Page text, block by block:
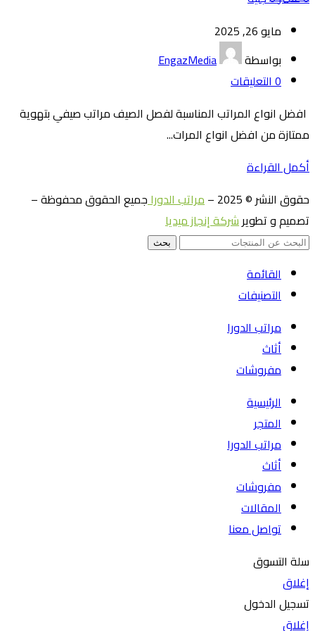
مايو 26, 2025
بواسطة
EngazMedia
0التعليقات
افضل انواع المراتب المناسبة لفصل الصيف مراتب صيفي بتهوية
ممتازة من افضل انواع المرات...
أكمل القراءة
حقوق النشر © 2025 –
مراتب الدوراجميع الحقوق محفوظة –
تصميم و تطويرشركة إنجاز ميديا
بحث
القائمة
التصنيفات
مراتب الدورا
أثاث
مفروشات
الرئيسية
المتجر
مراتب الدورا
أثاث
مفروشات
المقالات
تواصل معنا
سلة التسوق
إغلاق
تسجيل الدخول
إغلاق